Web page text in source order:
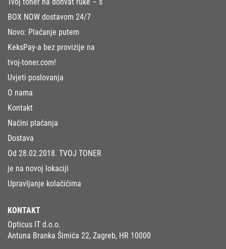
BOX NOW dostavom 24/7
Novo: Plaćanje putem
KeksPay-a bez provizije na
tvoj-toner.com!
Uvjeti poslovanja
O nama
Kontakt
Načini plaćanja
Dostava
Od 28.02.2018. TVOJ TONER
je na novoj lokaciji
Upravljanje kolačićima
KONTAKT
Opticus IT d.o.o.
Antuna Branka Šimića 22, Zagreb, HR 10000